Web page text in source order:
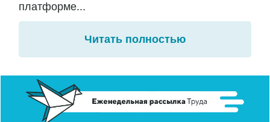
платформе...
Читать полностью